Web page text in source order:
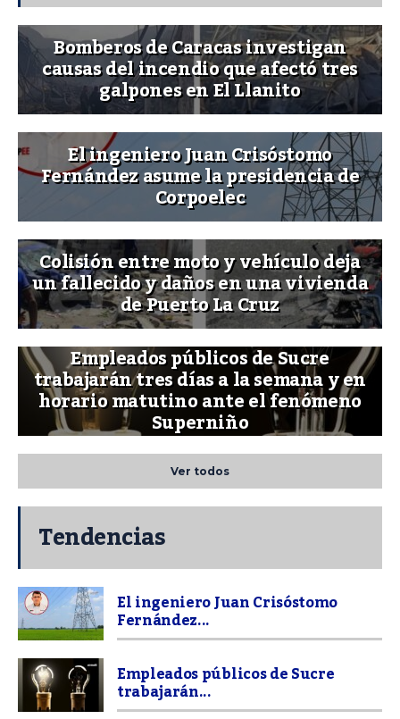
Bomberos de Caracas investigan
causas del incendio que afectó tres
galpones en El Llanito
El ingeniero Juan Crisóstomo
Fernández asume la presidencia de
Corpoelec
Colisión entre moto y vehículo deja
un fallecido y daños en una vivienda
de Puerto La Cruz
Empleados públicos de Sucre
trabajarán tres días a la semana y en
horario matutino ante el fenómeno
Superniño
Ver todos
Tendencias
El ingeniero Juan Crisóstomo
Fernández...
Empleados públicos de Sucre
trabajarán...